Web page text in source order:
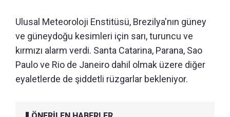
Ulusal Meteoroloji Enstitüsü, Brezilya'nın güney
ve güneydoğu kesimleri için sarı, turuncu ve
kırmızı alarm verdi. Santa Catarina, Parana, Sao
Paulo ve Rio de Janeiro dahil olmak üzere diğer
eyaletlerde de şiddetli rüzgarlar bekleniyor.